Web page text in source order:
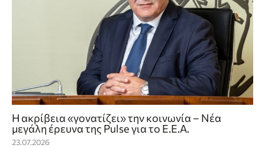
Η ακρίβεια «γονατίζει» την κοινωνία – Νέα
μεγάλη έρευνα της Pulse για το Ε.Ε.Α.
23.07.2026